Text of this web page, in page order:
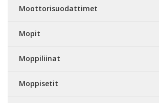
Moottorisuodattimet
Mopit
Moppiliinat
Moppisetit